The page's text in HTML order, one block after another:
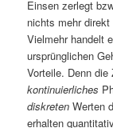
Einsen zerlegt
nichts mehr
Vielmehr handelt
ursprünglichen
Vorteile. Denn
kontinuierliches
diskreten Werten
erhalten